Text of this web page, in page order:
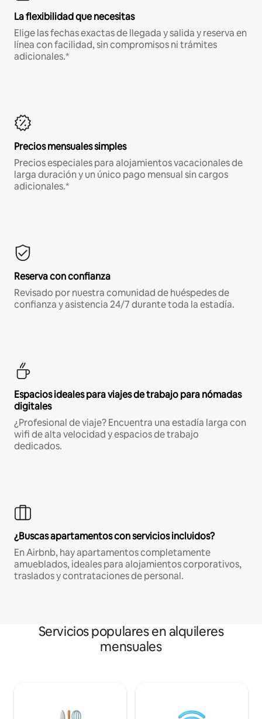
La flexibilidad que necesitas
Elige las fechas exactas de llegada y salida y reserva en
línea con facilidad, sin compromisos ni trámites
adicionales.*
Precios mensuales simples
Precios especiales para alojamientos vacacionales de
larga duración y un único pago mensual sin cargos
adicionales.*
Reserva con confianza
Revisado por nuestra comunidad de huéspedes de
confianza y asistencia 24/7 durante toda la estadía.
Espacios ideales para viajes de trabajo para nómadas
digitales
¿Profesional de viaje? Encuentra una estadía larga con
wifi de alta velocidad y espacios de trabajo
dedicados.
¿Buscas apartamentos con servicios incluidos?
En Airbnb, hay apartamentos completamente
amueblados, ideales para alojamientos corporativos,
traslados y contrataciones de personal.
Servicios populares en alquileres
mensuales